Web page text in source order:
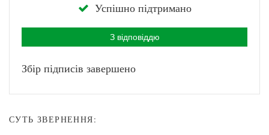
Успішно підтримано
З відповіддю
Збір підписів завершено
СУТЬ ЗВЕРНЕННЯ: